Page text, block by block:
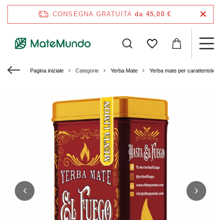
CONSEGNA GRATUITA da 45,00 €
Pagina iniziale Categorie Yerba Mate Yerba mate per caratteristiche